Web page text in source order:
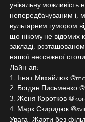
унікальну можливість
непередбачуваним і,
вульгарним гумором
що нікому не відомих
закладі,
нашої неосяжної
Лайн-ап:
1. Ігнат Михайлюк
2. Богдан Письменко
3. Женя Коротков
4. Марк Свиридюк
Увага! Жарти без